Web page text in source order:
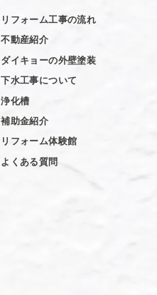
リフォーム工事の流れ
不動産紹介
ダイキョーの外壁塗装
下水工事について
浄化槽
補助金紹介
リフォーム体験館
よくある質問